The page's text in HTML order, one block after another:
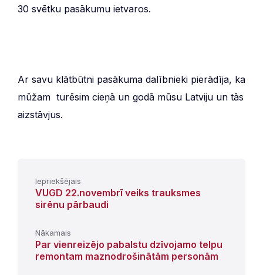
30 svētku pasākumu ietvaros.
Ar savu klātbūtni pasākuma dalībnieki pierādīja, ka
mūžam turēsim cieņā un godā mūsu Latviju un tās
aizstāvjus.
Iepriekšējais
VUGD 22.novembrī veiks trauksmes
sirēnu pārbaudi
Nākamais
Par vienreizējo pabalstu dzīvojamo telpu
remontam maznodrošinātām personām